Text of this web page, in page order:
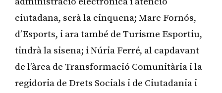
ciutadana, serà la cinquena; Marc Fornós,
d’Esports, i ara també de Turisme Esportiu,
tindrà la sisena; i Núria Ferré, al capdavant
de l’àrea de Transformació Comunitària i la
regidoria de Drets Socials i de Ciutadania i